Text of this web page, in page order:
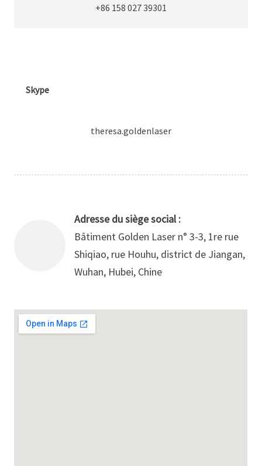
+86 158 027 39301
Skype
theresa.goldenlaser
Adresse du siège social :
Bâtiment Golden Laser n° 3-3, 1re rue
Shiqiao, rue Houhu, district de Jiangan,
Wuhan, Hubei, Chine